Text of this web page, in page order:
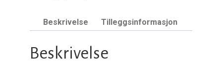
Beskrivelse Tilleggsinformasjon
Beskrivelse